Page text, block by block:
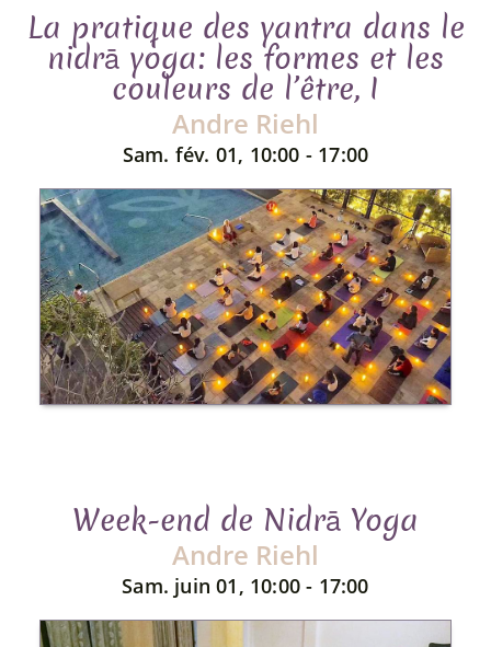
La pratique des yantra dans le
nidrā yoga: les formes et les
couleurs de l’être, I
Andre Riehl
Sam. fév. 01, 10:00 - 17:00
Week-end de Nidrā Yoga
Andre Riehl
Sam. juin 01, 10:00 - 17:00